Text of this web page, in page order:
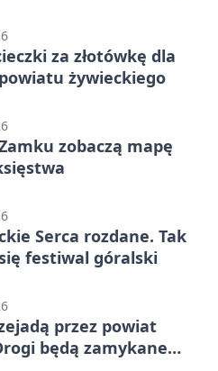
za złotówkę dla
żywieckiego
zobaczą mapę
Serca rozdane. Tak
festiwal góralski
przez powiat
będą zamykane